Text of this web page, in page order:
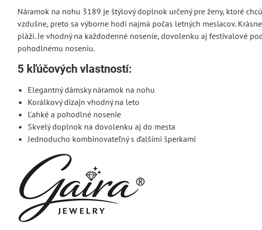
Náramok na nohu 3189 je štýlový doplnok určený pre ženy, ktoré
vzdušne, preto sa výborne hodí najmä počas letných mesiacov.
pláži. Je vhodný na každodenné nosenie, dovolenku aj festivalové
pohodlnému noseniu.
5 kľúčových vlastností:
Elegantný dámsky náramok na nohu
Korálkový dizajn vhodný na leto
Ľahké a pohodlné nosenie
Skvelý doplnok na dovolenku aj do mesta
Jednoducho kombinovateľný s ďalšími šperkami